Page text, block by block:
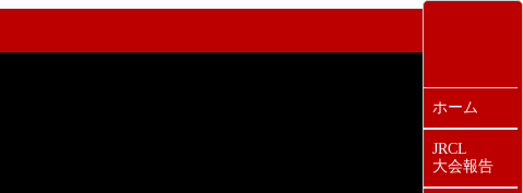
ホーム
JRCL
大会報告